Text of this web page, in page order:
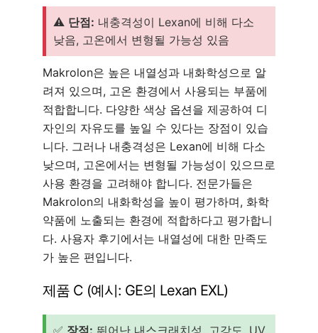
⚠️ 단점: 내충격성이 Lexan에 비해 다소
낮음, 고온에서 변형될 가능성 있음
Makrolon은 높은 내열성과 내화학성으로 알
려져 있으며, 고온 환경에서 사용되는 부품에
적합합니다. 다양한 색상 옵션을 제공하여 디
자인의 자유도를 높일 수 있다는 장점이 있습
니다. 그러나 내충격성은 Lexan에 비해 다소
낮으며, 고온에서는 변형될 가능성이 있으므로
사용 환경을 고려해야 합니다. 전문가들은
Makrolon의 내화학성을 높이 평가하며, 화학
약품에 노출되는 환경에 적합하다고 평가합니
다. 사용자 후기에서는 내열성에 대한 만족도
가 높은 편입니다.
제품 C (예시: GE의 Lexan EXL)
✅ 장점: 뛰어난 내스크래치성, 고강도, UV